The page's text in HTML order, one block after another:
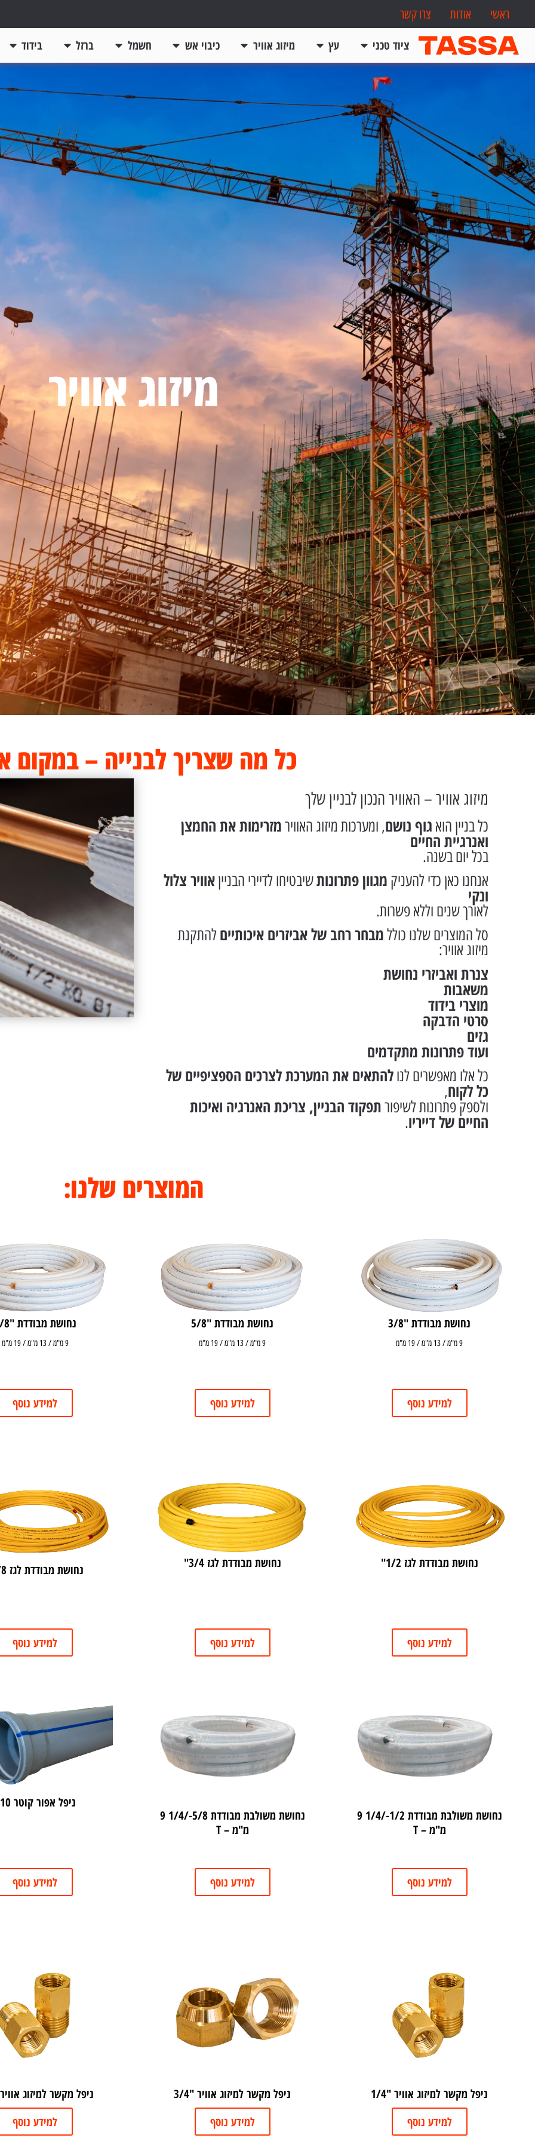
ראשי אודות צרו קשר
ציוד טכני עץ מיזוג אוויר כיבוי אש חשמל ברזל בידוד
מיזוג אוויר
כל מה שצריך לבנייה – במקום
מיזוג אוויר – האוויר הנכון לבניין שלך
כל בניין הוא גוף נושם, ומערכות מיזוג האוויר מזרימות את החמצן
ואנרגיית החיים
בכל יום בשנה.
אנחנו כאן כדי להעניק מגוון פתרונותשיבטיחו לדיירי הבניין אוויר צלול
ונקי
לאורך שנים וללא פשרות.
סל המוצרים שלנו כולל מבחר רחב של אביזרים איכותיים להתקנת
מיזוג אוויר:
צנרת ואביזרי נחושת
משאבות
מוצרי בידוד
סרטי הדבקה
גזים
ועוד פתרונות מתקדמים
כל אלו מאפשרים לנו להתאים את המערכת לצרכים הספציפיים של
כל לקוח,
ולספק פתרונות לשיפור תפקוד הבניין, צריכת האנרגיה ואיכות
החיים של דייריו.
המוצרים שלנו:
נחושת מבודדת "3/8
9 מ"מ / 13 מ"מ / 19 מ"מ
למידע נוסף
נחושת מבודדת "5/8
9 מ"מ / 13 מ"מ / 19 מ"מ
למידע נוסף
נחושת מבודדת "7/8
9 מ"מ / 13 מ"מ / 19 מ"מ
למידע נוסף
נחושת מבודדת לגז 1/2"
למידע נוסף
נחושת מבודדת לגז 3/4"
למידע נוסף
נחושת מבודדת לגז 3/8"
למידע נוסף
נחושת משולבת מבודדת 1/2-/1/4 9
מ"מ – T
למידע נוסף
נחושת משולבת מבודדת 5/8-/1/4 9
מ"מ – T
למידע נוסף
ניפל אפור קוטר 110
למידע נוסף
ניפל מקשר למיזוג אוויר "1/4
למידע נוסף
ניפל מקשר למיזוג אוויר "3/4
למידע נוסף
ניפל מקשר למיזוג אוויר
למידע נוסף